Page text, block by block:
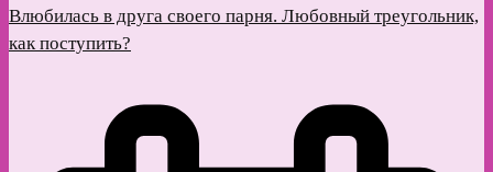
Влюбилась в друга своего парня. Любовный треугольник,
как поступить?